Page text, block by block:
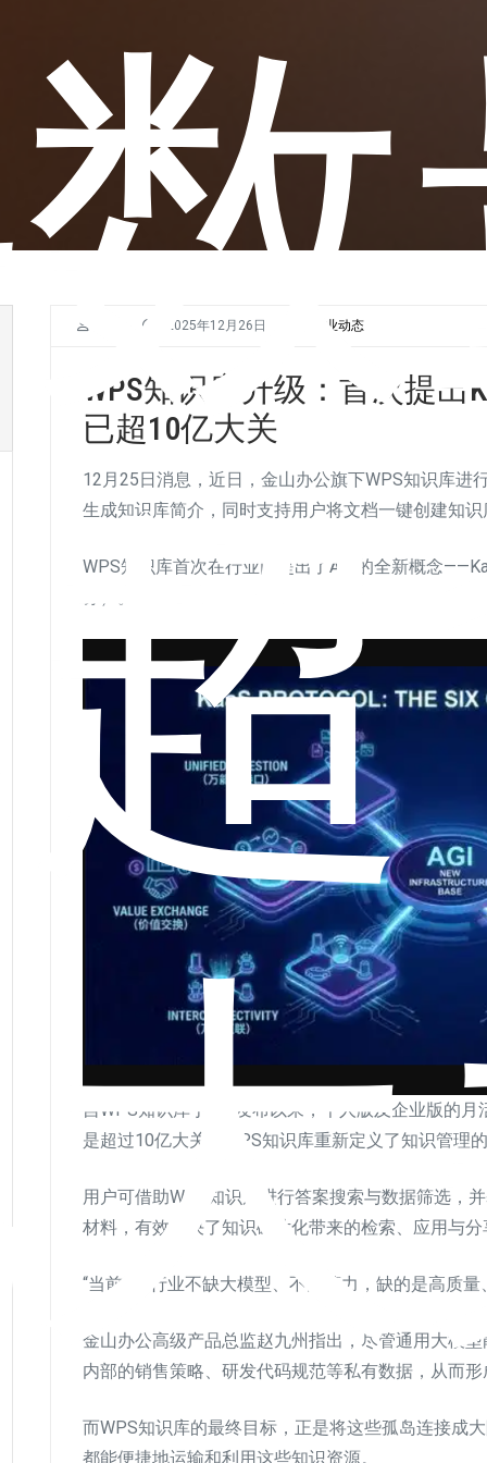
2025年12月26日 行业动态
WPS知识库升级：首次提出
已超10亿大关
12月25日消息，近日，金山办公旗下WPS知识库进
生成知识库简介，同时支持用户将文档一键创建知
WPS知识库首次在行业内提出了AGI的全新概念
自WPS知识库于7月发布以来，个人版及企业版的
是超过10亿大关。WPS知识库重新定义了知识管理
用户可借助WPS知识库进行答案搜索与数据筛选，
材料，有效解决了知识碎片化带来的检索、应用与
“当前AGI行业不缺大模型、不缺算力，缺的是高质
金山办公高级产品总监赵九州指出，尽管通用大模
内部的销售策略、研发代码规范等私有数据，从而形
而WPS知识库的最终目标，正是将这些孤岛连接成
都能便捷地运输和利用这些知识资源。